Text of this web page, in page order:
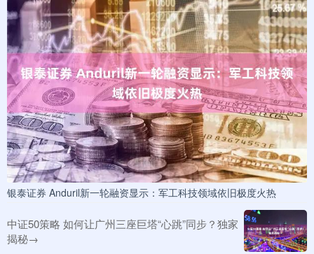
银泰证券 Anduril新一轮融资显示：军工科技领域依旧极度火热
中证50策略 如何让广州三座巨塔“心跳”同步？独家
揭秘→